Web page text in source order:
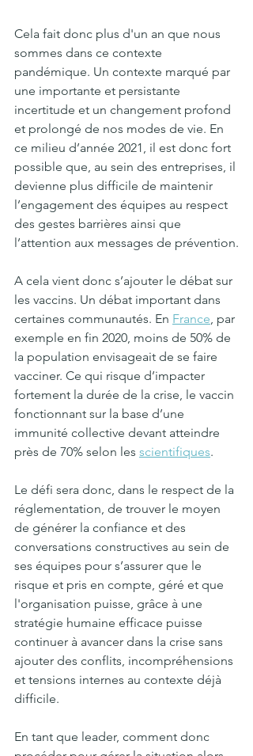
Cela fait donc plus d'un an que nous
sommes dans ce contexte
pandémique. Un contexte marqué par
une importante et persistante
incertitude et un changement profond
et prolongé de nos modes de vie. En
ce milieu d’année 2021, il est donc fort
possible que, au sein des entreprises, il
devienne plus difficile de maintenir
l’engagement des équipes au respect
des gestes barrières ainsi que
l’attention aux messages de prévention.
A cela vient donc s’ajouter le débat sur
les vaccins. Un débat important dans
certaines communautés. En France, par
exemple en fin 2020, moins de 50% de
la population envisageait de se faire
vacciner. Ce qui risque d’impacter
fortement la durée de la crise, le vaccin
fonctionnant sur la base d’une
immunité collective devant atteindre
près de 70% selon les scientifiques.
Le défi sera donc, dans le respect de la
réglementation, de trouver le moyen
de générer la confiance et des
conversations constructives au sein de
ses équipes pour s’assurer que le
risque et pris en compte, géré et que
l'organisation puisse, grâce à une
stratégie humaine efficace puisse
continuer à avancer dans la crise sans
ajouter des conflits, incompréhensions
et tensions internes au contexte déjà
difficile.
En tant que leader, comment donc